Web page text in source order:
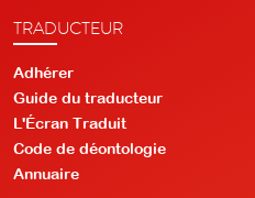
TRADUCTEUR
Adhérer
Guide du traducteur
L'Écran Traduit
Code de déontologie
Annuaire